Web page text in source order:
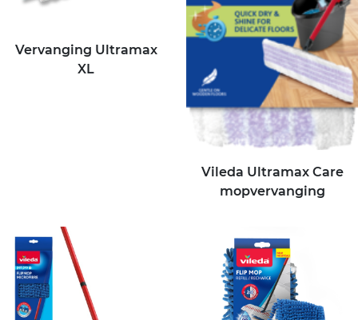
Vervanging Ultramax
XL
Vileda Ultramax Care
mopvervanging